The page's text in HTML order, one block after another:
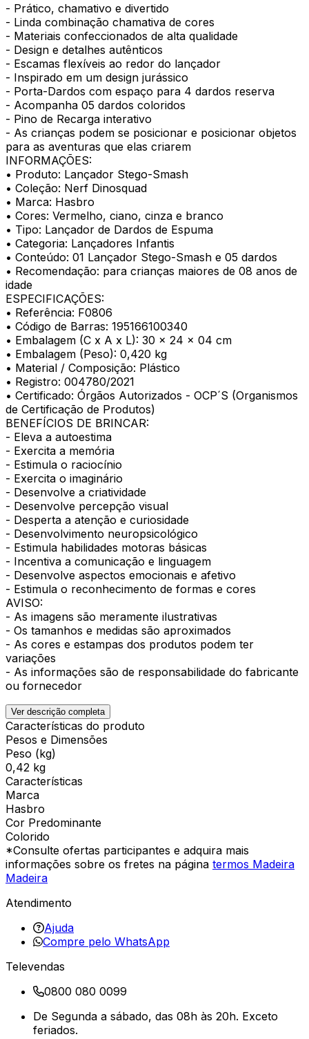
- Prático, chamativo e divertido
- Linda combinação chamativa de cores
- Materiais confeccionados de alta qualidade
- Design e detalhes autênticos
- Escamas flexíveis ao redor do lançador
- Inspirado em um design jurássico
- Porta-Dardos com espaço para 4 dardos reserva
- Acompanha 05 dardos coloridos
- Pino de Recarga interativo
- As crianças podem se posicionar e posicionar objetos
para as aventuras que elas criarem
INFORMAÇÕES:
• Produto: Lançador Stego-Smash
• Coleção: Nerf Dinosquad
• Marca: Hasbro
• Cores: Vermelho, ciano, cinza e branco
• Tipo: Lançador de Dardos de Espuma
• Categoria: Lançadores Infantis
• Conteúdo: 01 Lançador Stego-Smash e 05 dardos
• Recomendação: para crianças maiores de 08 anos de
idade
ESPECIFICAÇÕES:
• Referência: F0806
• Código de Barras: 195166100340
• Embalagem (C x A x L): 30 x 24 x 04 cm
• Embalagem (Peso): 0,420 kg
• Material / Composição: Plástico
• Registro: 004780/2021
• Certificado: Órgãos Autorizados - OCP´S (Organismos
de Certificação de Produtos)
BENEFÍCIOS DE BRINCAR:
- Eleva a autoestima
- Exercita a memória
- Estimula o raciocínio
- Exercita o imaginário
- Desenvolve a criatividade
- Desenvolve percepção visual
- Desperta a atenção e curiosidade
- Desenvolvimento neuropsicológico
- Estimula habilidades motoras básicas
- Incentiva a comunicação e linguagem
- Desenvolve aspectos emocionais e afetivo
- Estimula o reconhecimento de formas e cores
AVISO:
- As imagens são meramente ilustrativas
- Os tamanhos e medidas são aproximados
- As cores e estampas dos produtos podem ter
variações
- As informações são de responsabilidade do fabricante
ou fornecedor
Ver descrição completa
Características do produto
Pesos e Dimensões
Peso (kg)
0,42 kg
Características
Marca
Hasbro
Cor Predominante
Colorido
*Consulte ofertas participantes e adquira mais
informações sobre os fretes na página termos Madeira
Madeira
Atendimento
Ajuda
Compre pelo WhatsApp
Televendas
0800 080 0099
De Segunda a sábado, das 08h às 20h. Exceto
feriados.